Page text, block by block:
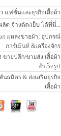
แฟชั่นและธุรกิจเสื้อผ้า
ต จ้างตัด/เย็บ ได้ที่นี่...
แหล่งขายผ้า, อุปกรณ์
การ์เม้นท์ &เครื่องจักร
ขายปลีก/ขายส่ง เสื้อผ้า
สำเร็จรูป
ธมิตร & ส่งเสริมธุรกิจ
เสื้อผ้า